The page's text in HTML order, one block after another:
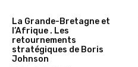
La Grande-Bretagne et
l’Afrique . Les
retournements
stratégiques de Boris
Johnson